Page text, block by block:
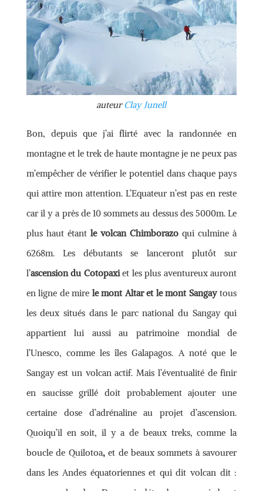
auteurClay Junell
Bon, depuis que j’ai flirté avec la randonnée en
montagne et le trek de haute montagne je ne peux pas
m’empêcher de vérifier le potentiel dans chaque pays
qui attire mon attention. L’Equateur n’est pas en reste
car il y a près de 10 sommets au dessus des 5000m. Le
plus haut étantle volcan Chimborazo qui culmine à
6268m. Les débutants se lanceront plutôt sur
l’ascension du Cotopaxiet les plus aventureux auront
en ligne de mire le mont Altar et le mont Sangaytous
les deux situés dans le parc national du Sangay qui
appartient lui aussi au patrimoine mondial de
l’Unesco, comme les îles Galapagos. A noté que le
Sangay est un volcan actif. Mais l’éventualité de finir
en saucisse grillé doit probablement ajouter une
certaine dose d’adrénaline au projet d’ascension.
Quoiqu’il en soit, il y a de beaux treks, comme la
boucle de Quilotoa,et de beaux sommets à savourer
dans les Andes équatoriennes et qui dit volcan dit :